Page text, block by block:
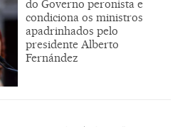
do Governo peronista e
condiciona os ministros
apadrinhados pelo
presidente Alberto
Fernández